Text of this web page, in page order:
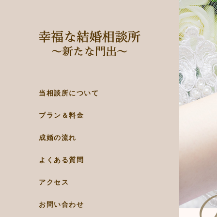
当相談所について
プラン＆料金
成婚の流れ
よくある質問
アクセス
お問い合わせ